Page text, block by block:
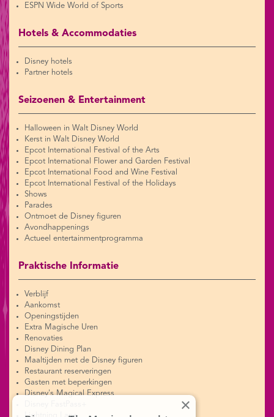
ESPN Wide World of Sports
Hotels & Accommodaties
Disney hotels
Partner hotels
Seizoenen & Entertainment
Halloween in Walt Disney World
Kerst in Walt Disney World
Epcot International Festival of the Arts
Epcot International Flower and Garden Festival
Epcot International Food and Wine Festival
Epcot International Festival of the Holidays
Shows
Parades
Ontmoet de Disney figuren
Avondhappenings
Actueel entertainmentprogramma
Praktische Informatie
Verblijf
Aankomst
Openingstijden
Extra Magische Uren
Renovaties
Disney Dining Plan
Maaltijden met de Disney figuren
Restaurant reserveringen
Gasten met beperkingen
Disney's Magical Express
×